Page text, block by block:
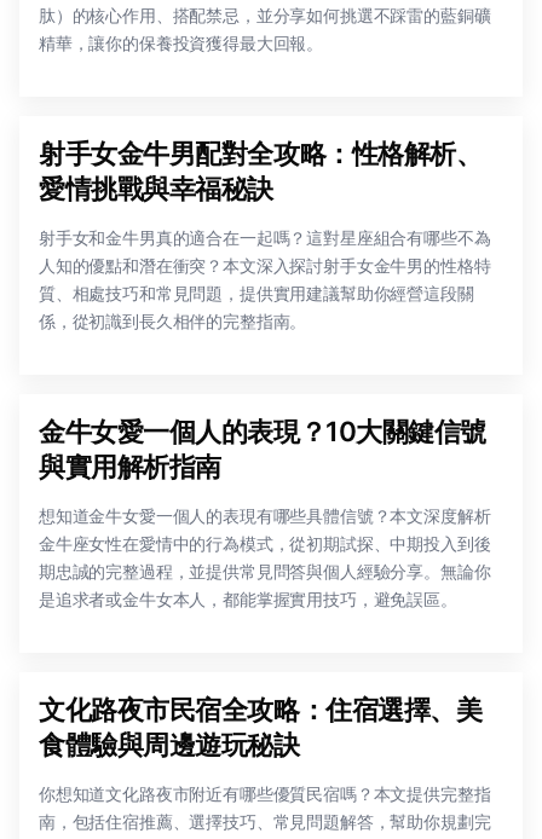
肽）的核心作用、搭配禁忌，並分享如何挑選不踩雷的藍銅礦
精華，讓你的保養投資獲得最大回報。
射手女金牛男配對全攻略：性格解析、
愛情挑戰與幸福秘訣
射手女和金牛男真的適合在一起嗎？這對星座組合有哪些不為
人知的優點和潛在衝突？本文深入探討射手女金牛男的性格特
質、相處技巧和常見問題，提供實用建議幫助你經營這段關
係，從初識到長久相伴的完整指南。
金牛女愛一個人的表現？10大關鍵信號
與實用解析指南
想知道金牛女愛一個人的表現有哪些具體信號？本文深度解析
金牛座女性在愛情中的行為模式，從初期試探、中期投入到後
期忠誠的完整過程，並提供常見問答與個人經驗分享。無論你
是追求者或金牛女本人，都能掌握實用技巧，避免誤區。
文化路夜市民宿全攻略：住宿選擇、美
食體驗與周邊遊玩秘訣
你想知道文化路夜市附近有哪些優質民宿嗎？本文提供完整指
南，包括住宿推薦、選擇技巧、常見問題解答，幫助你規劃完